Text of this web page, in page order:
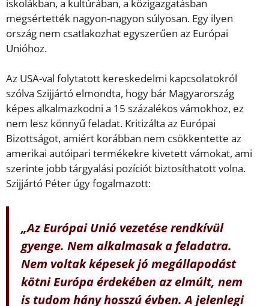
iskolákban, a kultúrában, a közigazgatásban
megsértették nagyon-nagyon súlyosan. Egy ilyen
ország nem csatlakozhat egyszerűen az Európai
Unióhoz.
Az USA-val folytatott kereskedelmi kapcsolatokról
szólva Szijjártó elmondta, hogy bár Magyarország
képes alkalmazkodni a 15 százalékos vámokhoz, ez
nem lesz könnyű feladat. Kritizálta az Európai
Bizottságot, amiért korábban nem csökkentette az
amerikai autóipari termékekre kivetett vámokat, ami
szerinte jobb tárgyalási pozíciót biztosíthatott volna.
Szijjártó Péter úgy fogalmazott:
„Az Európai Unió vezetése rendkívül
gyenge. Nem alkalmasak a feladatra.
Nem voltak képesek jó megállapodást
kötni Európa érdekében az elmúlt, nem
is tudom hány hosszú évben. A jelenlegi